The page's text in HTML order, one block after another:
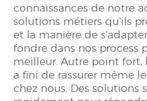
connaissances de notre
solutions métiers qu’ils
et la manière de
fondre dans nos process
meilleur. Autre point
a fini de rassurer même
chez nous. Des solutions